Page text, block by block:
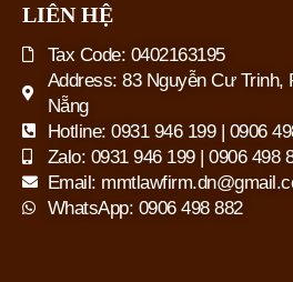
LIÊN HỆ
Tax Code: 0402163195
Address: 83 Nguyễn Cư Trinh,
Nẵng
Hotline: 0931 946 199 | 0906
Zalo: 0931 946 199 | 0906 498
Email:
WhatsApp: 0906 498 882